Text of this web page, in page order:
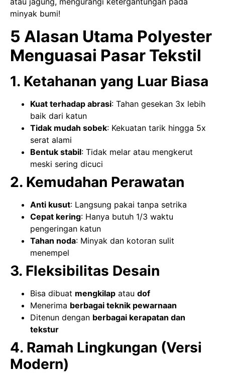
minyak bumi!
5 Alasan Utama Polyester
Menguasai Pasar Tekstil
1. Ketahanan yang Luar Biasa
Kuat terhadap abrasi: Tahan gesekan 3x lebih
baik dari katun
Tidak mudah sobek: Kekuatan tarik hingga 5x
serat alami
Bentuk stabil: Tidak melar atau mengkerut
meski sering dicuci
2. Kemudahan Perawatan
Anti kusut: Langsung pakai tanpa setrika
Cepat kering: Hanya butuh 1/3 waktu
pengeringan katun
Tahan noda: Minyak dan kotoran sulit
menempel
3. Fleksibilitas Desain
Bisa dibuat mengkilap atau dof
Menerima berbagai teknik pewarnaan
Ditenun dengan berbagai kerapatan dan
tekstur
4. Ramah Lingkungan (Versi
Modern)